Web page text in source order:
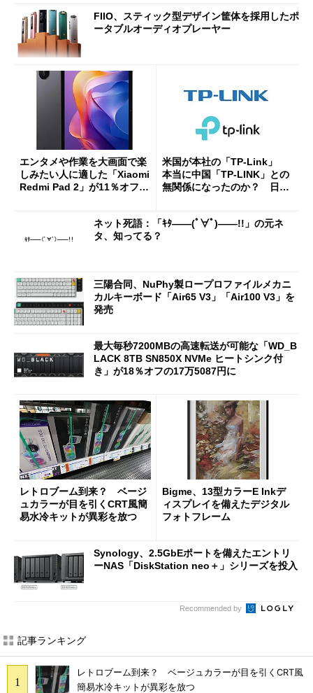
FIIO、スティック型デザイン筐体を採用したポ
ータブルオーディオプレーヤー
エンタメや作業を大画面で楽
しみたい人に適した「Xiaomi
Redmi Pad 2」が11％オフの
米国が本社の「TP-Link」
本当に中国「TP-LINK」との
無関係になったのか？ 日本
ネット死語：「ｷﾀ――(ﾟ∀ﾟ)――!!」の元ネ
タ、知ってる？
三陽合同、NuPhy製ロープロファイルメカニ
カルキーボード「Air65 V3」「Air100 V3」を
発売
最大毎秒7200MBの高速転送が可能な「WD_B
LACK 8TB SN850X NVMe ヒートシンク付
き」が18％オフの17万5087円に
レトロブーム到来？ ベージ
ュカラーが目を引くCRT風簡
易水冷キットが異彩を放つ
Bigme、13型カラーE Inkデ
ィスプレイを備えたデジタル
フォトフレーム
Synology、2.5GbEポートを備えたエントリ
ーNAS「DiskStation neo＋」シリーズを投入
Recommended by
記事ランキング
レトロブーム到来？ ベージュカラーが目を引くCRT風
簡易水冷キットが異彩を放つ